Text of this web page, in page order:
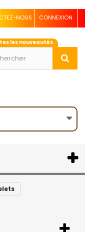
CONNEXION
NOUS
les nouveautés